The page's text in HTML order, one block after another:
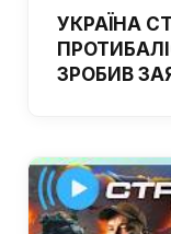
УКРАЇНА
ЗРОБИВ